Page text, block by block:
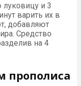
луковицу и 3
варить их в
добавляют
Средство
на 4
прополиса